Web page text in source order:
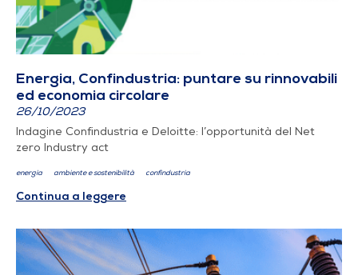
Energia, Confindustria: puntare su rinnovabili
ed economia circolare
26/10/2023
Indagine Confindustria e Deloitte: l’opportunità del Net
zero Industry act
energia ambiente e sostenibilità confindustria
Continua a leggere